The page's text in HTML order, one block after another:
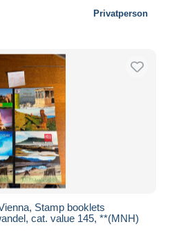
Privatperson
Stamp booklets
cat. value 145, **(MNH)